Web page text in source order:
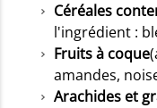
Céréales
l'ingrédient :
Fruits à coque
amandes,
Arachides et